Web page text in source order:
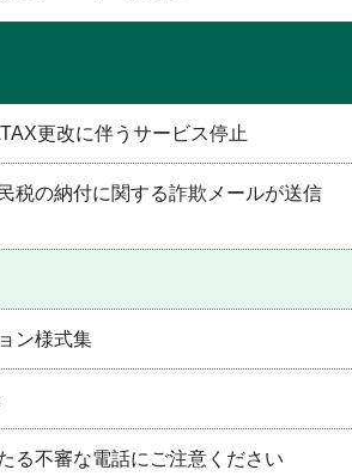
更改に伴うサービス停止
税の納付に関する詐欺メールが送信
ン様式集
る不審な電話にご注意ください